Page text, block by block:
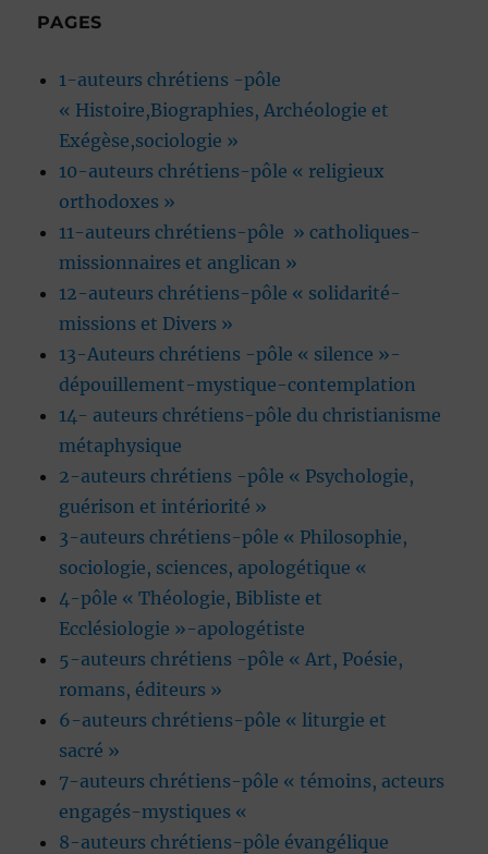
PAGES
1-auteurs chrétiens -pôle
« Histoire,Biographies, Archéologie et
Exégèse,sociologie »
10-auteurs chrétiens-pôle « religieux
orthodoxes »
11-auteurs chrétiens-pôle » catholiques-
missionnaires et anglican »
12-auteurs chrétiens-pôle « solidarité-
missions et Divers »
13-Auteurs chrétiens -pôle « silence »-
dépouillement-mystique-contemplation
14- auteurs chrétiens-pôle du christianisme
métaphysique
2-auteurs chrétiens -pôle « Psychologie,
guérison et intériorité »
3-auteurs chrétiens-pôle « Philosophie,
sociologie, sciences, apologétique «
4-pôle « Théologie, Bibliste et
Ecclésiologie »-apologétiste
5-auteurs chrétiens -pôle « Art, Poésie,
romans, éditeurs »
6-auteurs chrétiens-pôle « liturgie et
sacré »
7-auteurs chrétiens-pôle « témoins, acteurs
engagés-mystiques «
8-auteurs chrétiens-pôle évangélique